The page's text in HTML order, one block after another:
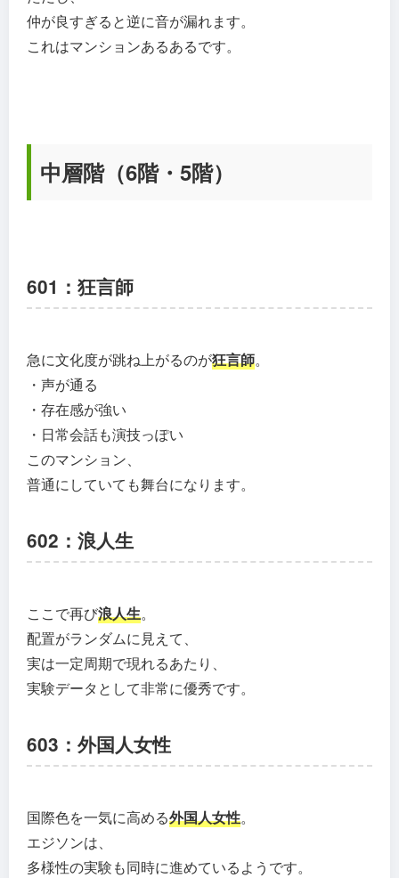
仲が良すぎると逆に音が漏れます。
これはマンションあるあるです。
中層階（6階・5階）
601：狂言師
急に文化度が跳ね上がるのが狂言師。
・声が通る
・存在感が強い
・日常会話も演技っぽい
このマンション、
普通にしていても舞台になります。
602：浪人生
ここで再び浪人生。
配置がランダムに見えて、
実は一定周期で現れるあたり、
実験データとして非常に優秀です。
603：外国人女性
国際色を一気に高める外国人女性。
エジソンは、
多様性の実験も同時に進めているようです。